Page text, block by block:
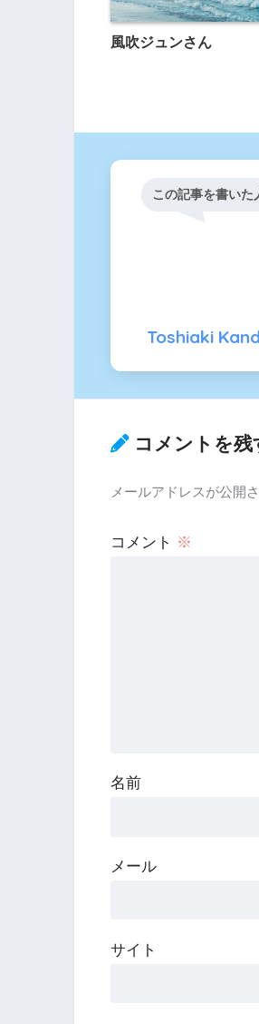
風吹ジュンさん
この記事を書いた
Toshiaki
コメントを残
メールアドレスが公開
コメント ※
名前
メール
サイト